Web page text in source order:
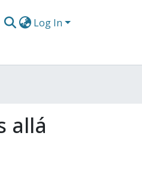
Log In
allá